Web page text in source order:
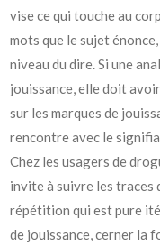
vise ce qui touche au
mots que le sujet
niveau du dire. Si une
jouissance, elle doit
sur les marques de
rencontre avec le
Chez les usagers de
invite à suivre les traces
répétition qui est pure
de jouissance, cerner la